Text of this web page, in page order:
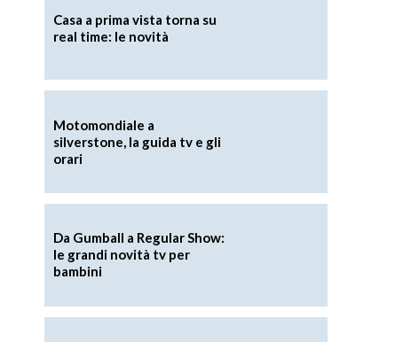
Casa a prima vista torna su
real time: le novità
Motomondiale a
silverstone, la guida tv e gli
orari
Da Gumball a Regular Show:
le grandi novità tv per
bambini